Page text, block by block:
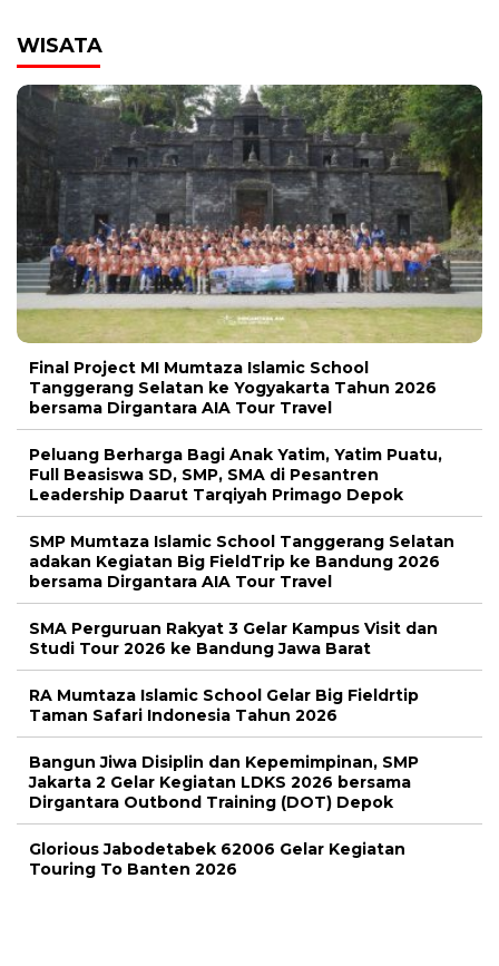
WISATA
Final Project MI Mumtaza Islamic School
Tanggerang Selatan ke Yogyakarta Tahun 2026
bersama Dirgantara AIA Tour Travel
Peluang Berharga Bagi Anak Yatim, Yatim Puatu,
Full Beasiswa SD, SMP, SMA di Pesantren
Leadership Daarut Tarqiyah Primago Depok
SMP Mumtaza Islamic School Tanggerang Selatan
adakan Kegiatan Big FieldTrip ke Bandung 2026
bersama Dirgantara AIA Tour Travel
SMA Perguruan Rakyat 3 Gelar Kampus Visit dan
Studi Tour 2026 ke Bandung Jawa Barat
RA Mumtaza Islamic School Gelar Big Fieldrtip
Taman Safari Indonesia Tahun 2026
Bangun Jiwa Disiplin dan Kepemimpinan, SMP
Jakarta 2 Gelar Kegiatan LDKS 2026 bersama
Dirgantara Outbond Training (DOT) Depok
Glorious Jabodetabek 62006 Gelar Kegiatan
Touring To Banten 2026